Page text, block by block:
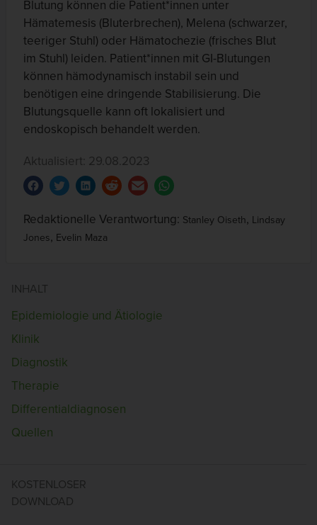
Blutung können die Patient*innen unter
Hämatemesis (Bluterbrechen), Melena (schwarzer,
teeriger Stuhl) oder Hämatochezie (frisches Blut
im Stuhl) leiden. Patient*innen mit GI-Blutungen
können hämodynamisch instabil sein und
benötigen eine dringende Stabilisierung. Die
Blutungsquelle kann oft lokalisiert und
endoskopisch behandelt werden.
Aktualisiert: 29.08.2023
Redaktionelle Verantwortung: Stanley Oiseth, Lindsay
Jones, Evelin Maza
INHALT
Epidemiologie und Ätiologie
Klinik
Diagnostik
Therapie
Differentialdiagnosen
Quellen
KOSTENLOSER
DOWNLOAD